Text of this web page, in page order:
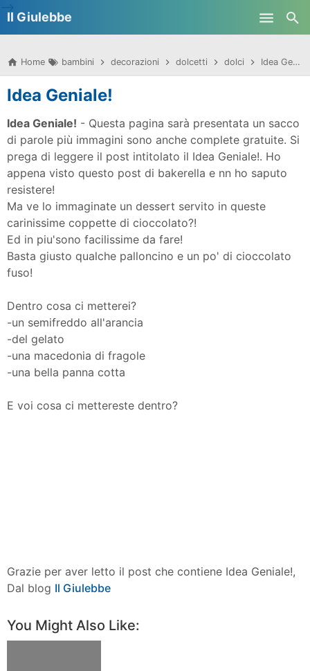
Il Giulebbe
Home bambini decorazioni dolcetti dolci Idea Geniale!
Idea Geniale!
Idea Geniale! - Questa pagina sarà presentata un sacco
di parole più immagini sono anche complete gratuite. Si
prega di leggere il post intitolato il Idea Geniale!. Ho
appena visto questo post di bakerella e nn ho saputo
resistere!
Ma ve lo immaginate un dessert servito in queste
carinissime coppette di cioccolato?!
Ed in piu'sono facilissime da fare!
Basta giusto qualche palloncino e un po' di cioccolato
fuso!
Dentro cosa ci metterei?
-un semifreddo all'arancia
-del gelato
-una macedonia di fragole
-una bella panna cotta
E voi cosa ci mettereste dentro?
Grazie per aver letto il post che contiene Idea Geniale!,
Dal blog Il Giulebbe
You Might Also Like: